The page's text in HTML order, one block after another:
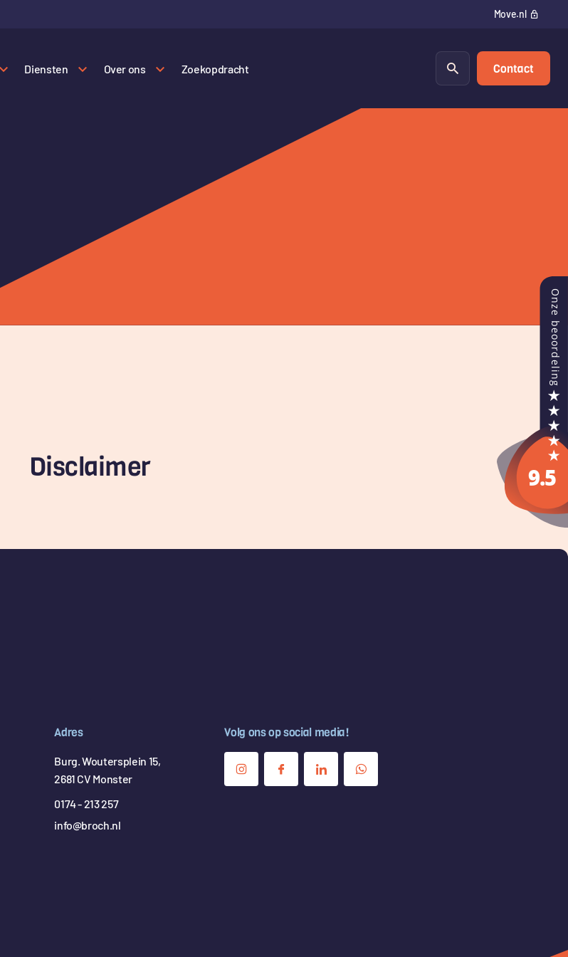
Move.nl
Diensten Over ons Zoekopdracht Contact
Disclaimer
Adres
Burg. Woutersplein 15,
2681 CV Monster
0174 - 213 257
info@broch.nl
Volg ons op social media!